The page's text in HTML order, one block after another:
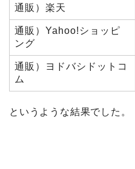
通販）楽天
通販）Yahoo!ショッピ
ング
通販）ヨドバシドットコ
ム
というような結果でした。